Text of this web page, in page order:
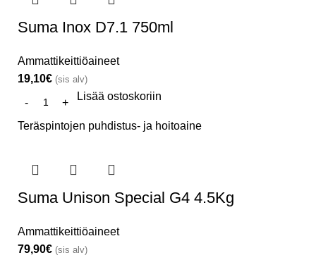
Suma Inox D7.1 750ml
Ammattikeittiöaineet
19,10€ (sis alv)
Lisää ostoskoriin
Teräspintojen puhdistus- ja hoitoaine
Suma Unison Special G4 4.5Kg
Ammattikeittiöaineet
79,90€ (sis alv)